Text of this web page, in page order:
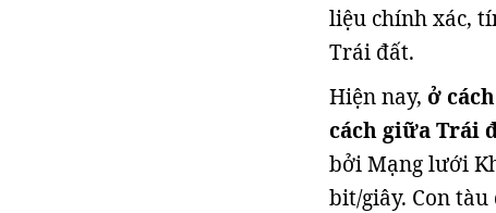
liệu chính xác,
Trái đất.
Hiện nay, ở
cách giữa Trái
bởi Mạng lưới
bit/giây. Con